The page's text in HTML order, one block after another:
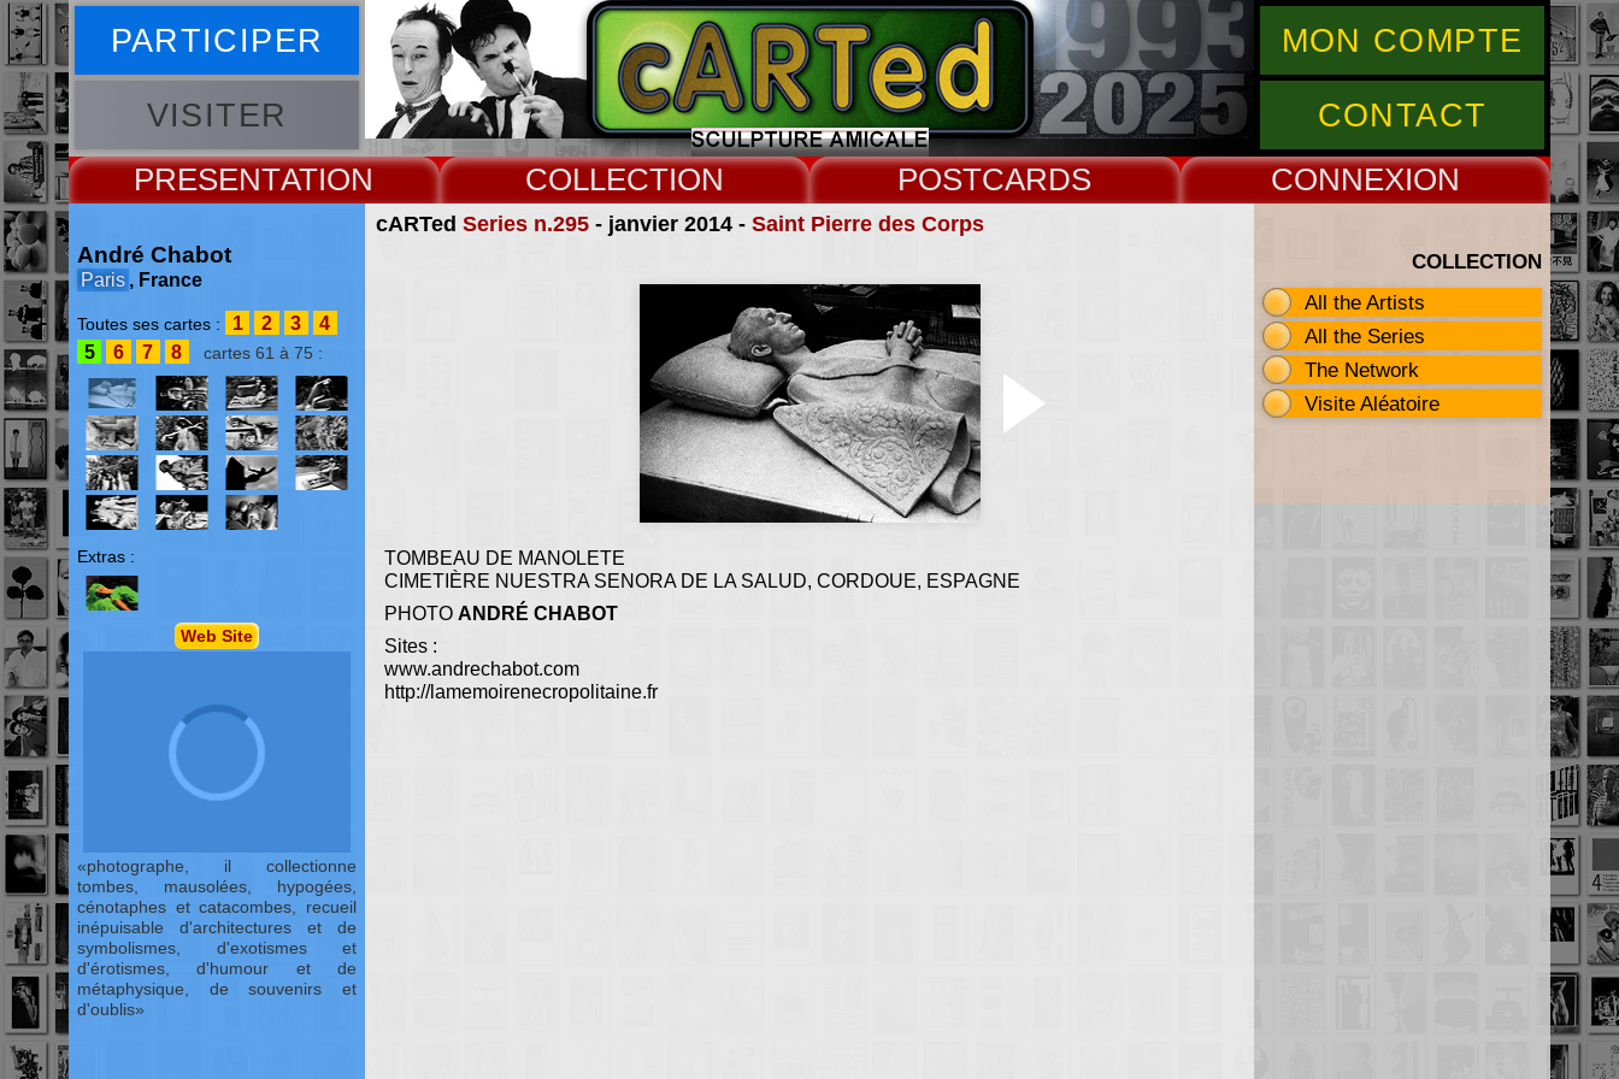
PARTICIPER
VISITER
MON COMPTE
CONTACT
PRESENT COLLECT CARDS CONNEX
cARTed Series n.295- janvier 2014 - Saint Pierre des Corps
TOMBEAU DE MANOLETE
CIMETIÈRE NUESTRA SENORA DE LA SALUD, CORDOUE, ESPAGNE
PHOTO ANDRÉ CHABOT
Sites :
www.andrechabot.com
http://lamemoirenecropolitaine.fr
André Chabot
Paris , France
Toutes ses cartes : 1 2 3
4
5
6 7 8 cartes 61 à 75 :
Extras :
Web Site
photographe, il collectionne
tombes, mausolées, hypogées,
cénotaphes et catacombes, recueil
inépuisable d'architectures et de
symbolismes, d'exotismes et
d'érotismes, d'humour et de
métaphysique, de souvenirs et
d'oublis
COLLECTION
All the Artists
All the Series
The Network
Visite Aléatoire